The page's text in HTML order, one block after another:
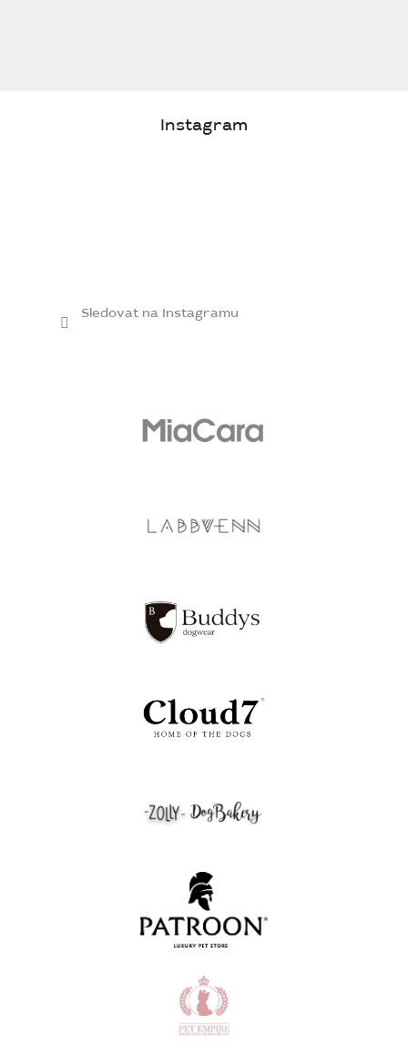
Instagram
Sledovat na Instagramu